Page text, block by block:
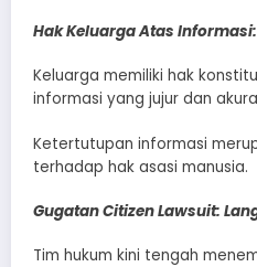
​Hak Keluarga Atas Informasi:
Keluarga memiliki hak
informasi yang jujur dan
Ketertutupan informasi
terhadap hak asasi manusia.
​Gugatan Citizen Lawsuit:
​Tim hukum kini tengah